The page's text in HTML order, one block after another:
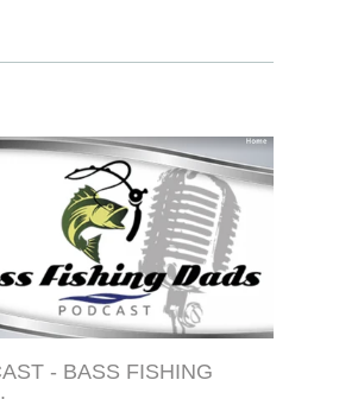
- BASS FISHING